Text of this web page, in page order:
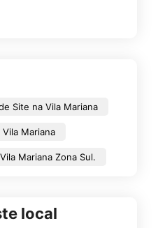
Site na Vila Mariana
Mariana
Mariana Zona Sul.
local